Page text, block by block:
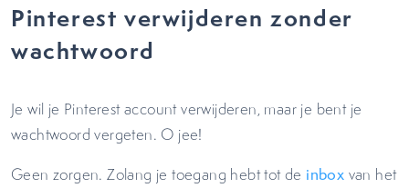
Pinterest verwijderen zonder
wachtwoord
Je wil je Pinterest account verwijderen, maar je bent je
wachtwoord vergeten. O jee!
Geen zorgen. Zolang je toegang hebt tot de inbox van het